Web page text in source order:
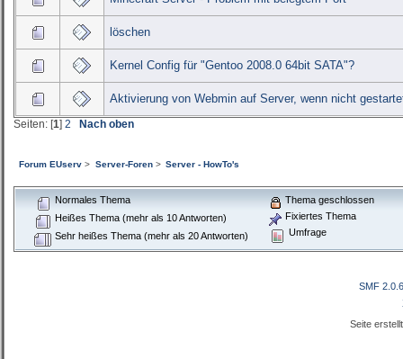
löschen
Kernel Config für "Gentoo 2008.0 64bit SATA"?
Aktivierung von Webmin auf Server, wenn nicht
Seiten: [1] 2 Nach oben
Forum EUserv > Server-Foren> Server - HowTo's
Normales Thema
Heißes Thema (mehr als 10 Antworten)
Sehr heißes Thema (mehr als 20 Antworten)
Thema geschlossen
Fixiertes Thema
Umfrage
SMF 2.0.6
Seite